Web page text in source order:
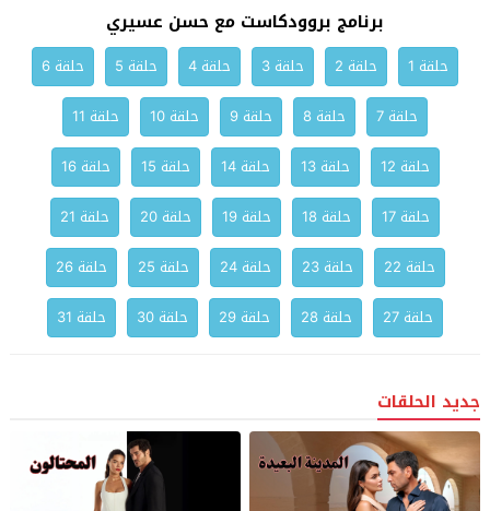
برنامج بروودكاست مع حسن عسيري
حلقة 1 حلقة 2 حلقة 3 حلقة 4 حلقة 5
حلقة 6
حلقة 7
حلقة 8 حلقة 9 حلقة 10
حلقة 11
حلقة 12
حلقة 13 حلقة 14 حلقة 15
حلقة 16
حلقة 17
حلقة 18 حلقة 19 حلقة 20
حلقة 21
حلقة 22
حلقة 23 حلقة 24 حلقة 25
حلقة 26
حلقة 27
حلقة 28 حلقة 29 حلقة 30 حلقة 31
جديد الحلقات